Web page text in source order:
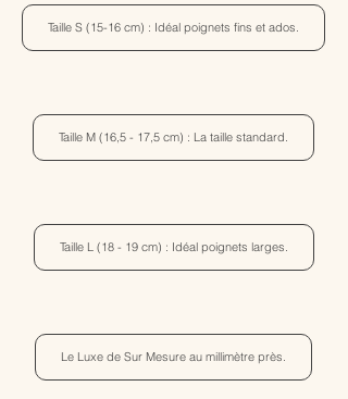
Taille S (15-16 cm) : Idéal poignets fins et ados.
Taille M (16,5 - 17,5 cm) : La taille standard.
Taille L (18 - 19 cm) : Idéal poignets larges.
Le Luxe de Sur Mesure au millimètre près.